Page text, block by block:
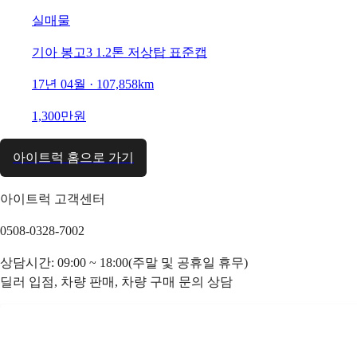
실매물
기아 봉고3 1.2톤 저상탑 표준캡
17년 04월 · 107,858km
1,300만원
아이트럭 홈으로 가기
아이트럭 고객센터
0508-0328-7002
상담시간: 09:00 ~ 18:00(주말 및 공휴일 휴무)
딜러 입점, 차량 판매, 차량 구매 문의 상담